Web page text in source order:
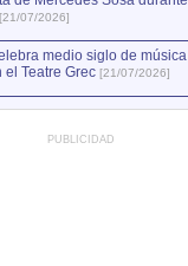
[21/07/2026]
medio siglo de música
Teatre Grec [21/07/2026]
PUBLICIDAD